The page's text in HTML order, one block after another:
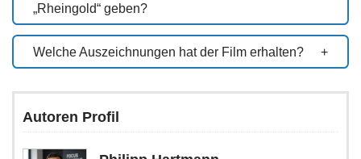
„Rheingold“ geben?
Welche Auszeichnungen hat der Film erhalten?
Autoren Profil